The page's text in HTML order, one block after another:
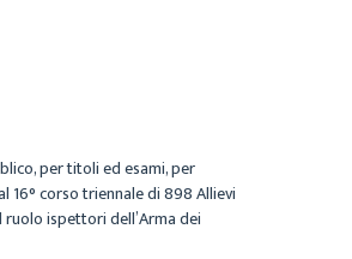
per titoli ed esami, per
16° corso triennale di 898 Allievi
ruolo ispettori dell’Arma dei